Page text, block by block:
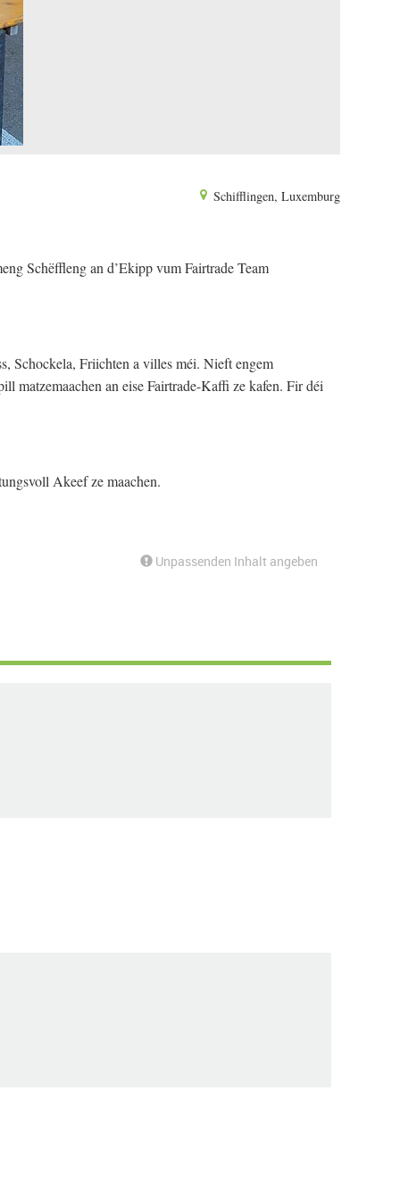
Schifflingen, Luxemburg
Schëffleng an d’Ekipp vum Fairtrade Team
Schockela, Friichten a villes méi. Nieft engem
matzemaachen an eise Fairtrade-Kaffi ze kafen. Fir déi
Akeef ze maachen.
Unpassenden Inhalt angeben